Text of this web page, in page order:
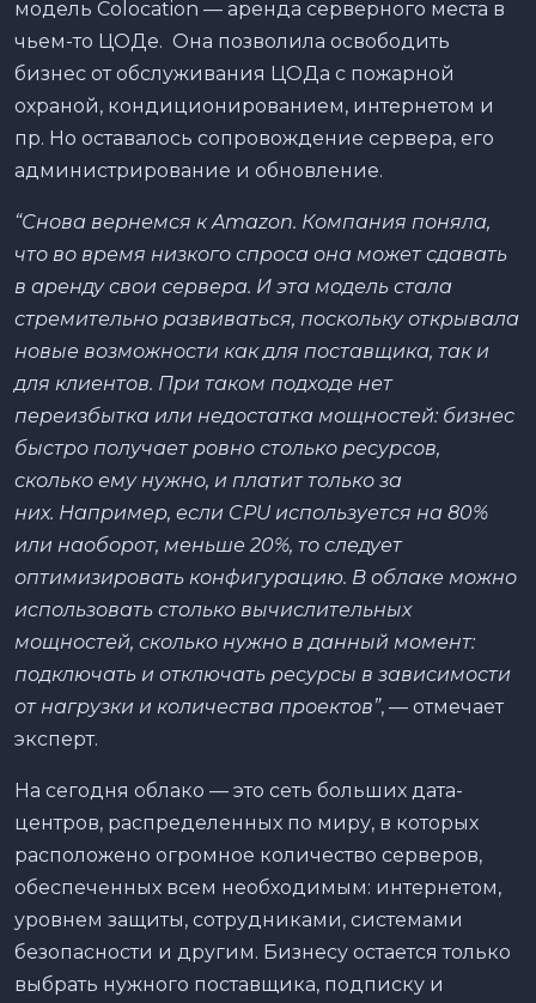
модель Colocation — аренда серверного места в
чьем-то ЦОДе. Она позволила освободить
бизнес от обслуживания ЦОДа с пожарной
охраной, кондиционированием, интернетом и
пр. Но оставалось сопровождение сервера, его
администрирование и обновление.
“Снова вернемся к Amazon. Компания поняла,
что во время низкого спроса она может сдавать
в аренду свои сервера. И эта модель стала
стремительно развиваться, поскольку открывала
новые возможности как для поставщика, так и
для клиентов. При таком подходе нет
переизбытка или недостатка мощностей: бизнес
быстро получает ровно столько ресурсов,
сколько ему нужно, и платит только за
них. Например, если CPU используется на 80%
или наоборот, меньше 20%, то следует
оптимизировать конфигурацию. В облаке можно
использовать столько вычислительных
мощностей, сколько нужно в данный момент:
подключать и отключать ресурсы в зависимости
от нагрузки и количества проектов”, — отмечает
эксперт.
На сегодня облако — это сеть больших дата-
центров, распределенных по миру, в которых
расположено огромное количество серверов,
обеспеченных всем необходимым: интернетом,
уровнем защиты, сотрудниками, системами
безопасности и другим. Бизнесу остается только
выбрать нужного поставщика, подписку и